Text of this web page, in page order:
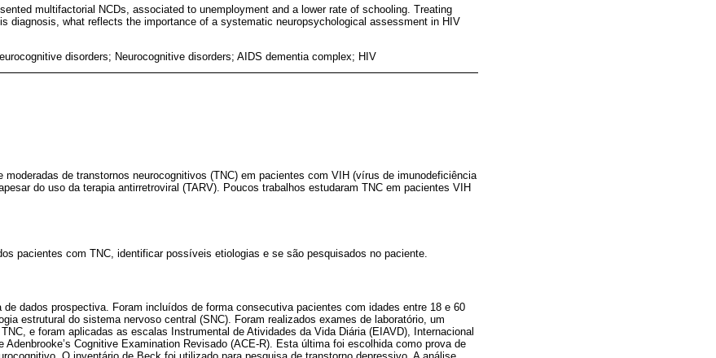
multifactorial NCDs, associated to unemployment and a lower rate of schooling. Treating
diagnosis, what reflects the importance of a systematic neuropsychological assessment in HIV
disorders; Neurocognitive disorders; AIDS dementia complex; HIV
moderadas de transtornos neurocognitivos (TNC) em pacientes com VIH (vírus de imunodeficiência
do uso da terapia antirretroviral (TARV). Poucos trabalhos estudaram TNC em pacientes VIH
pacientes com TNC, identificar possíveis etiologias e se são pesquisados no paciente.
dados prospectiva. Foram incluídos de forma consecutiva pacientes com idades entre 18 e 60
estrutural do sistema nervoso central (SNC). Foram realizados exames de laboratório, um
e foram aplicadas as escalas Instrumental de Atividades da Vida Diária (EIAVD), Internacional
Adenbrooke’s Cognitive Examination Revisado (ACE-R). Esta última foi escolhida como prova de